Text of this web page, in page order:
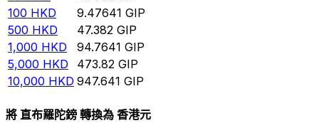
100 HKD 9.47641 GIP
500 HKD 47.382 GIP
1,000 HKD 94.7641 GIP
5,000 HKD 473.82 GIP
10,000 HKD 947.641 GIP
將 直布羅陀鎊 轉換為 香港元